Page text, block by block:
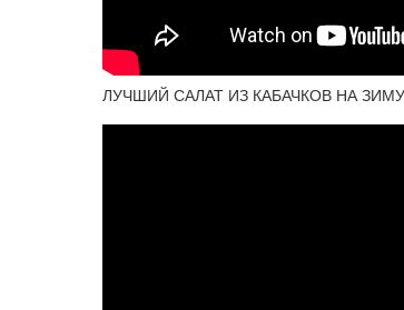
ЛУЧШИЙ САЛАТ ИЗ КАБАЧКОВ НА